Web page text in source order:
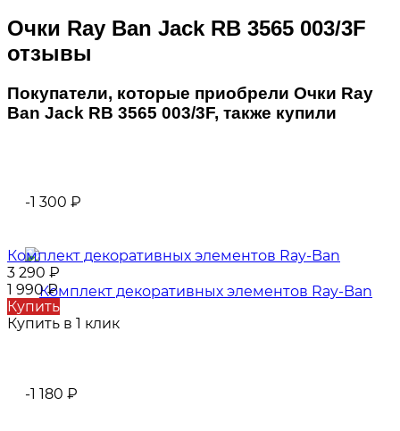
Очки Ray Ban Jack RB 3565 003/3F
отзывы
Покупатели, которые приобрели Очки Ray
Ban Jack RB 3565 003/3F, также купили
-1 300 ₽
Комплект декоративных элементов Ray-Ban
3 290 ₽
1 990₽
Купить
Купить в 1 клик
-1 180 ₽